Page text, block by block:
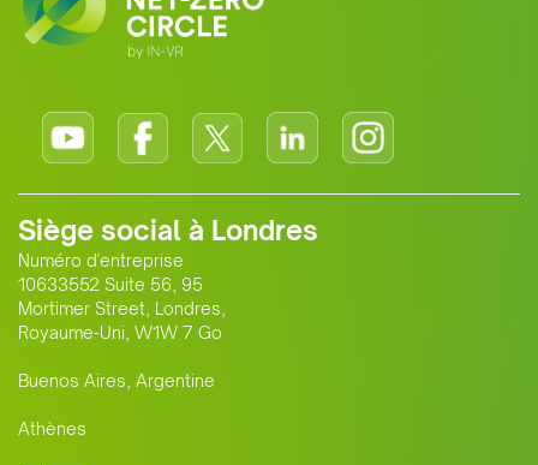
Siège social à Londres
Numéro d'entreprise
10633552 Suite 56, 95
Mortimer Street, Londres,
Royaume-Uni, W1W 7 Go
Buenos Aires, Argentine
Athènes